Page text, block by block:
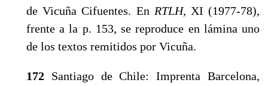
de Vicuña Cifuentes. En RTLH, XI (1977-78),
frente a la p. 153, se reprodu­ce en lámina uno
de los textos remitidos por Vicuña.
172 Santiago de Chile: Imprenta Barcelona,